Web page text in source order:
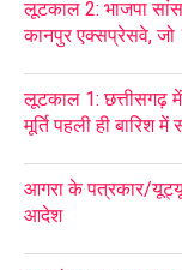
लूटकाल 2: भाजपा
कानपुर एक्सप्रेसवे, जो
लूटकाल 1: छत्तीसगढ़
मूर्ति पहली ही बारिश में
आगरा के पत्रकार/
आदेश